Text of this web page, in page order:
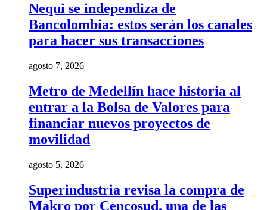
Nequi se independiza de
Bancolombia: estos serán los canales
para hacer sus transacciones
agosto 7, 2026
Metro de Medellín hace historia al
entrar a la Bolsa de Valores para
financiar nuevos proyectos de
movilidad
agosto 5, 2026
Superindustria revisa la compra de
Makro por Cencosud, una de las